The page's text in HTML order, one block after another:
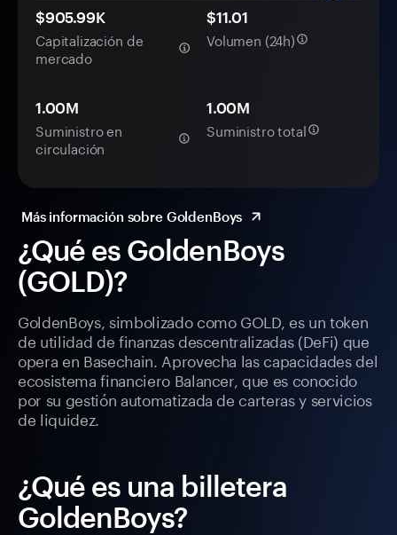
¿Qué es GoldenBoys
(GOLD)?
GoldenBoys, simbolizado como GOLD, es un token
de utilidad de finanzas descentralizadas (DeFi) que
opera en Basechain. Aprovecha las capacidades del
ecosistema financiero Balancer, que es conocido
por su gestión automatizada de carteras y servicios
de liquidez.
¿Qué es una billetera
GoldenBoys?
$905.99K
Capitalización de
mercado
$11.01
Volumen (24h)
1.00M
Suministro en
circulación
1.00M
Suministro total
Más información sobre GoldenBoys